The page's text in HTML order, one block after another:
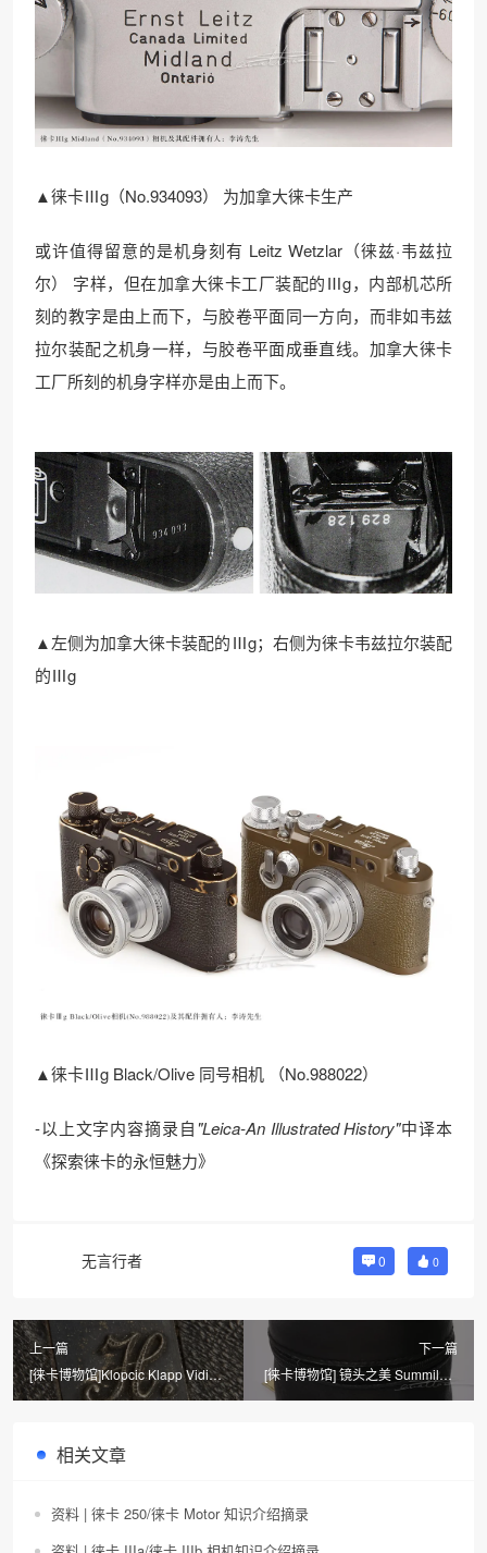
▲徕卡Ⅲg（No.934093） 为加拿大徕卡生产
或许值得留意的是机身刻有 Leitz Wetzlar（徕兹·韦兹拉
尔） 字样，但在加拿大徕卡工厂装配的Ⅲg，内部机芯所
刻的教字是由上而下，与胶卷平面同一方向，而非如韦兹
拉尔装配之机身一样，与胶卷平面成垂直线。加拿大徕卡
工厂所刻的机身字样亦是由上而下。
▲左侧为加拿大徕卡装配的Ⅲg；右侧为徕卡韦兹拉尔装配
的Ⅲg
▲徕卡Ⅲg Black/Olive 同号相机 （No.988022）
-以上文字内容摘录自 "Leica-An Illustrated History"中译本
《探索徕卡的永恒魅力》
无言行者 0 0
上一篇
[徕卡博物馆]Klopcic Klapp Vidi
Stereo 立体相机
下一篇
[徕卡博物馆] 镜头之美 Summilux-
M 1.4/35mm
相关文章
资料 | 徕卡 250/徕卡 Motor 知识介绍摘录